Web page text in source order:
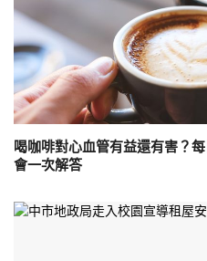
喝咖啡對心血管有益還有害？
會一次解答